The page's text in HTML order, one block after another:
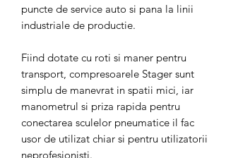
puncte de service auto si pana la linii
industriale de productie.
Fiind dotate cu roti si maner pentru
transport, compresoarele Stager sunt
simplu de manevrat in spatii mici, iar
manometrul si priza rapida pentru
conectarea sculelor pneumatice il fac
usor de utilizat chiar si pentru utilizatorii
neprofesionisti.